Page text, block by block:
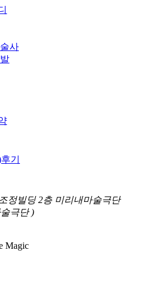
정빌딩 2층 미리내마술극단
극단 )
Magic